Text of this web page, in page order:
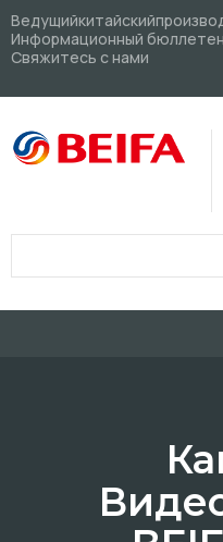
Информационный
Свяжитесь с нами